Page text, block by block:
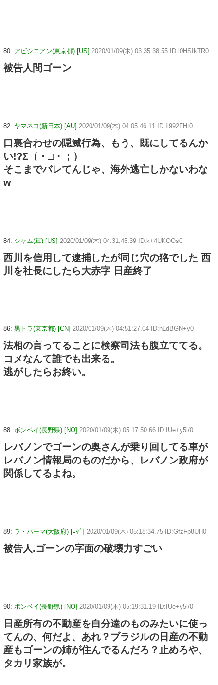
80: アビシニアン(東京都) [US] 2020/01/09(木) 03:35:38.55 ID:l0HSIkTR0
被告人間ゴーン
82: ヤマネコ(新日本) [AU] 2020/01/09(木) 04:05:46.11 ID:Ii992FHt0
口裏合わせの隠滅行為、もう、既にしてるんか
い!?Σ（・□・；）
そこまでバレてんじゃ、海外逃亡しかないわな
w
84: シャム(茸) [US] 2020/01/09(木) 04:31:45.39 ID:k+4UKOOs0
西川を信用して逮捕したが同じ穴の狢でした 西
川を社長にしたら大赤字 日産終了
86: 黒トラ(東京都) [CN] 2020/01/09(木) 04:51:27.04 ID:nLdBGN+y0
法相の言ってることに検察司法も腹立ててる。
コメなんて誰でも出来る。
逃がしたらお終い。
88: ボンベイ(長野県) [NO] 2020/01/09(木) 05:17:50.66 ID:IUe+y5l/0
レバノンでゴーンの奥さんが乗り回してる車が
レバノン情報局のものだから、レバノン政府が
関係してるよね。
89: ラ・パーマ(大阪府) [ﾆﾀﾞ] 2020/01/09(木) 05:18:34.75 ID:GfzFp8UH0
被告人.ゴーンの字面の破壊力すごい
90: ボンベイ(長野県) [NO] 2020/01/09(木) 05:19:31.19 ID:IUe+y5l/0
日産所有の不動産を自分達のものみたいに使っ
てんの、何だよ、あれ？ブラジルの日産の不動
産もゴーンの姉が住んでるんだろ？止めろや、
タカリ家族が。